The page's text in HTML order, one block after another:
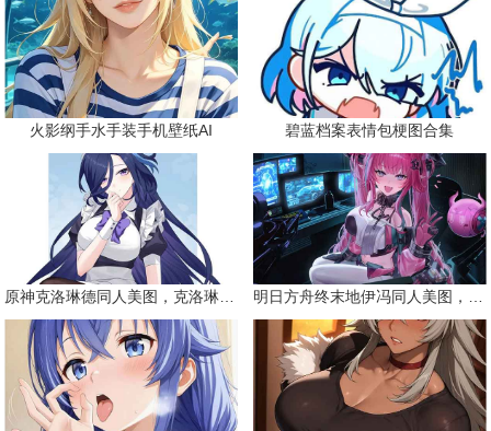
火影纲手水手装手机壁纸AI 碧蓝档案表情包梗图合集
原神克洛琳德同人美图，克洛琳德战败会怎样 明日方舟终末地伊冯同人美图，粉毛恶魔伊冯